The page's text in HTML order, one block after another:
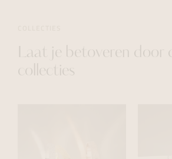
Laat je betoveren door
collecties